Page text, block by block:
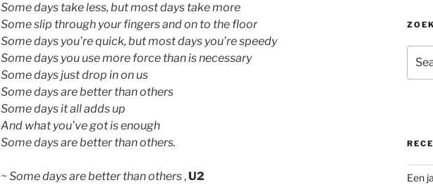
Some days take less, but most days take more
Some slip through your fingers and on to the floor
Some days you’re quick, but most days you’re speedy
Some days you use more force than is necessary
Some days just drop in on us
Some days are better than others
Some days it all adds up
And what you’ve got is enough
Some days are better than others.
~ Some days are better than others ,U2
for:
Een